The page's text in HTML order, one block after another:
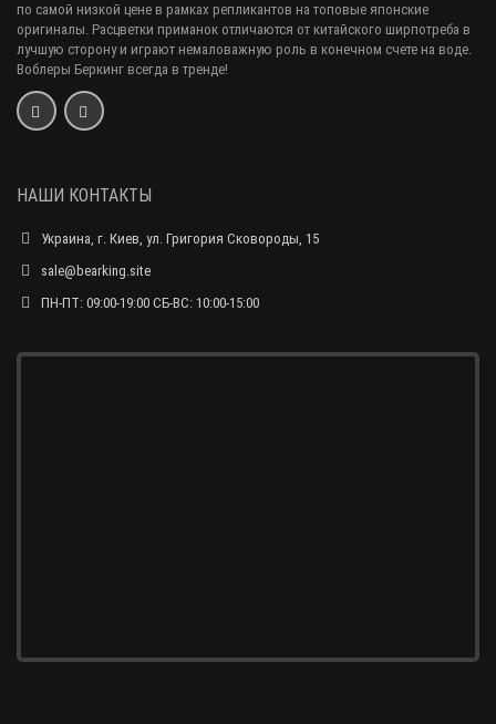
по самой низкой цене в рамках репликантов на топовые японские
оригиналы. Расцветки приманок отличаются от китайского ширпотреба в
лучшую сторону и играют немаловажную роль в конечном счете на воде.
Воблеры Беркинг всегда в тренде!
НАШИ КОНТАКТЫ
Украина, г. Киев, ул. Григория Сковороды, 15
sale@bearking.site
ПН-ПТ: 09:00-19:00 СБ-ВС: 10:00-15:00